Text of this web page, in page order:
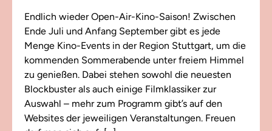
Endlich wieder Open-Air-Kino-Saison! Zwischen
Ende Juli und Anfang September gibt es jede
Menge Kino-Events in der Region Stuttgart, um die
kommenden Sommerabende unter freiem Himmel
zu genießen. Dabei stehen sowohl die neuesten
Blockbuster als auch einige Filmklassiker zur
Auswahl – mehr zum Programm gibt’s auf den
Websites der jeweiligen Veranstaltungen. Freuen